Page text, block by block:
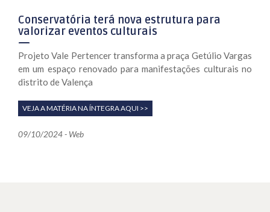
Conservatória terá nova estrutura para
valorizar eventos culturais
Projeto Vale Pertencer transforma a praça Getúlio Vargas
em um espaço renovado para manifestações culturais no
distrito de Valença
VEJA A MATÉRIA NA ÍNTEGRA AQUI >>
09/10/2024 - Web